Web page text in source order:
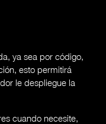
ya sea por código,
esto permitirá
le despliegue la
cuando necesite,